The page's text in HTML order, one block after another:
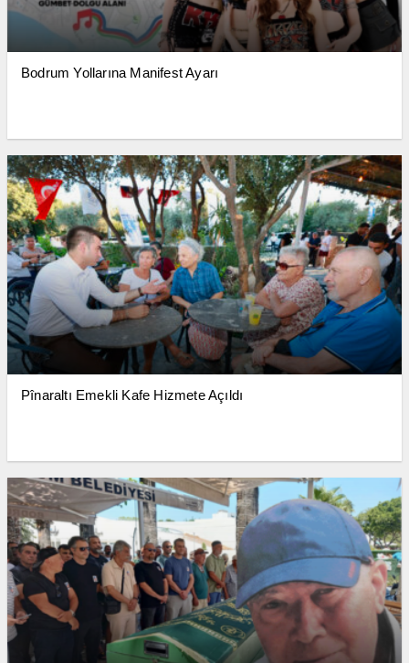
Bodrum Yollarına Manifest Ayarı
Pînaraltı Emekli Kafe Hizmete Açıldı